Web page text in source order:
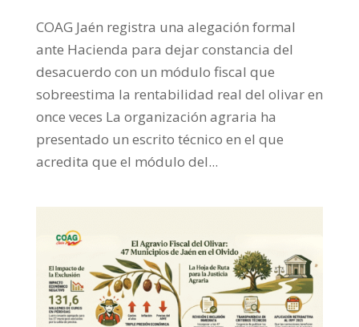
COAG Jaén registra una alegación formal
ante Hacienda para dejar constancia del
desacuerdo con un módulo fiscal que
sobreestima la rentabilidad real del olivar en
once veces La organización agraria ha
presentado un escrito técnico en el que
acredita que el módulo del...